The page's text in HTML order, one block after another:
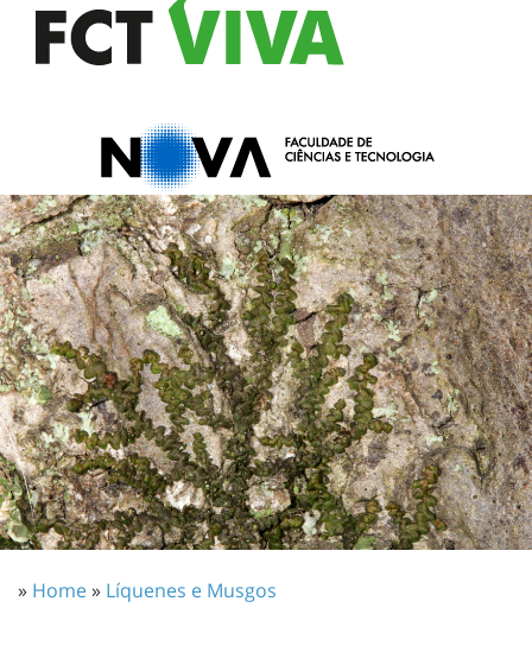
» Home» Líquenes e Musgos